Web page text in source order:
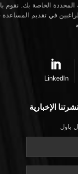
المحددة الخاصة بك. نقوم
في تقديم
LinkedIn
الإخبارية
باول